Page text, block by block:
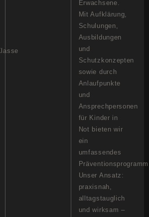
Erwachsene.
Mit Aufklärung,
Schulungen,
Ausbildungen
und
Schutzkonzepten
sowie durch
Anlaufpunkte
und
Ansprechpersonen
für Kinder in
Not bieten wir
ein
umfassendes
Unser Ansatz:
praxisnah,
alltagstauglich
und wirksam –